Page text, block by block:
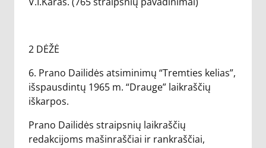
2 DĖŽĖ
6. Prano Dailidės atsiminimų “Tremties kelias”,
išspausdintų 1965 m. “Drauge” laikraščių
iškarpos.
Prano Dailidės straipsnių laikraščių
redakcijoms mašinraščiai ir rankraščiai,